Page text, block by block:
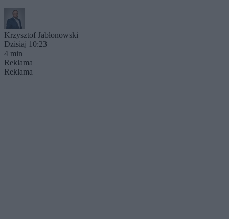
Krzysztof Jabłonowski
Dzisiaj 10:23
4 min
Reklama
Reklama